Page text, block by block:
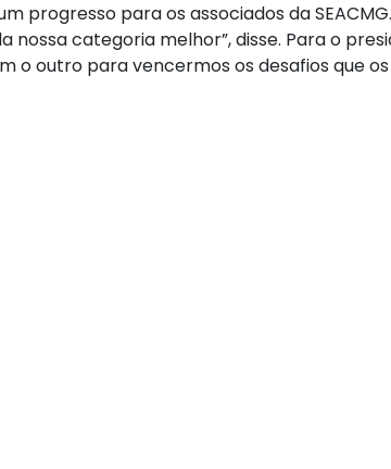
progresso para os associados da
categoria melhor”, disse. Para o
o outro para vencermos os desafios que